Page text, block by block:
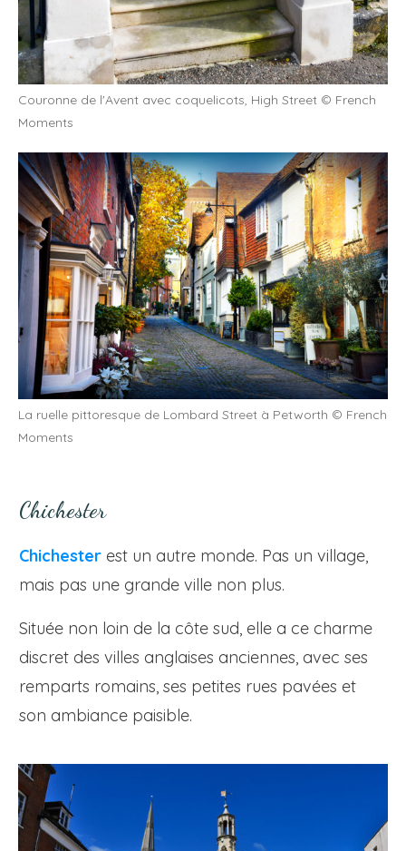
Couronne de l'Avent avec coquelicots, High Street © French
Moments
La ruelle pittoresque de Lombard Street à Petworth © French
Moments
Chichester
Chichester est un autre monde. Pas un village,
mais pas une grande ville non plus.
Située non loin de la côte sud, elle a ce charme
discret des villes anglaises anciennes, avec ses
remparts romains, ses petites rues pavées et
son ambiance paisible.